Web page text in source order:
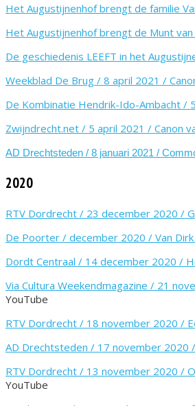
Het Augustijnenhof brengt de familie
Het Augustijnenhof brengt de Munt
De geschiedenis LEEFT in het
Weekblad De Brug / 8 april 2021 /
De Kombinatie Hendrik-Ido-Ambacht /
Zwijndrecht.net / 5 april 2021 / Canon
AD Drechtsteden / 8 januari 2021 /
2020
RTV Dordrecht / 23 december 2020 /
De Poorter / december 2020 / Van
Dordt Centraal / 14 december 2020 /
Via Cultura Weekendmagazine / 21
YouTube
RTV Dordrecht / 18 november 2020 /
AD Drechtsteden / 17 november
RTV Dordrecht / 13 november 2020 /
YouTube